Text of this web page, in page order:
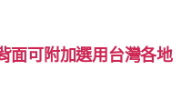
面可附加選用台灣各地